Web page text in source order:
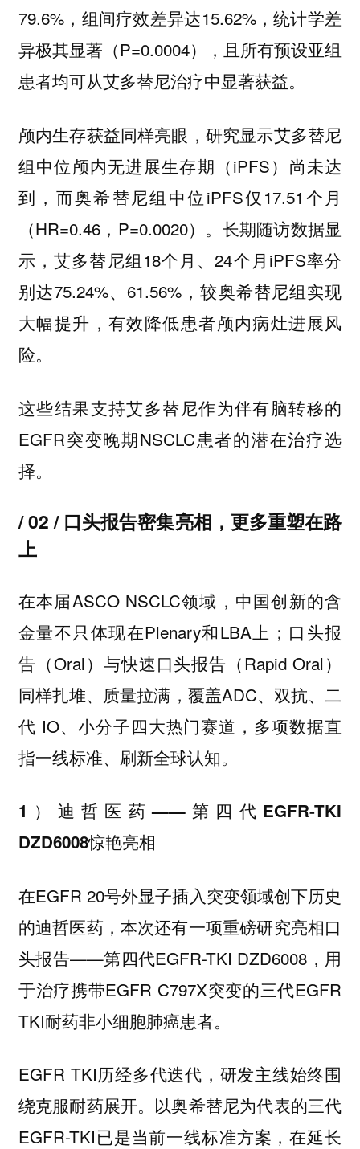
79.6%，组间疗效差异达15.62%，统计学差
异极其显著（P=0.0004），且所有预设亚组
患者均可从艾多替尼治疗中显著获益。
颅内生存获益同样亮眼，研究显示艾多替尼
组中位颅内无进展生存期（iPFS）尚未达
到，而奥希替尼组中位iPFS仅17.51个月
（HR=0.46，P=0.0020）。长期随访数据显
示，艾多替尼组18个月、24个月iPFS率分
别达75.24%、61.56%，较奥希替尼组实现
大幅提升，有效降低患者颅内病灶进展风
险。
这些结果支持艾多替尼作为伴有脑转移的
EGFR突变晚期NSCLC患者的潜在治疗选
择。
/ 02 / 口头报告密集亮相，更多重塑在路
上
在本届ASCO NSCLC领域，中国创新的含
金量不只体现在Plenary和LBA上；口头报
告（Oral）与快速口头报告（Rapid Oral）
同样扎堆、质量拉满，覆盖ADC、双抗、二
代 IO、小分子四大热门赛道，多项数据直
指一线标准、刷新全球认知。
1）迪哲医药——第四代EGFR-TKI
DZD6008惊艳亮相
在EGFR 20号外显子插入突变领域创下历史
的迪哲医药，本次还有一项重磅研究亮相口
头报告——第四代EGFR-TKI DZD6008，用
于治疗携带EGFR C797X突变的三代EGFR
TKI耐药非小细胞肺癌患者。
EGFR TKI历经多代迭代，研发主线始终围
绕克服耐药展开。以奥希替尼为代表的三代
EGFR-TKI已是当前一线标准方案，在延长